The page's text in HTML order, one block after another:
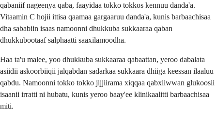
qabaniif nageenya qaba, faayidaa tokko tokkos kennuu danda'a.
Vitaamin C hojii ittisa qaamaa gargaaruu danda'a, kunis barbaachisaa
dha sababiin isaas namoonni dhukkuba sukkaaraa qaban
dhukkubootaaf salphaatti saaxilamoodha.
Haa ta'u malee, yoo dhukkuba sukkaaraa qabaattan, yeroo dabalata
asiidii askoorbiiqii jalqabdan sadarkaa sukkaara dhiiga keessan ilaaluu
qabdu. Namoonni tokko tokko jijjiirama xiqqaa qabxiiwwan glukoosii
isaanii irratti ni hubatu, kunis yeroo baay'ee klinikaalitti barbaachisaa
miti.